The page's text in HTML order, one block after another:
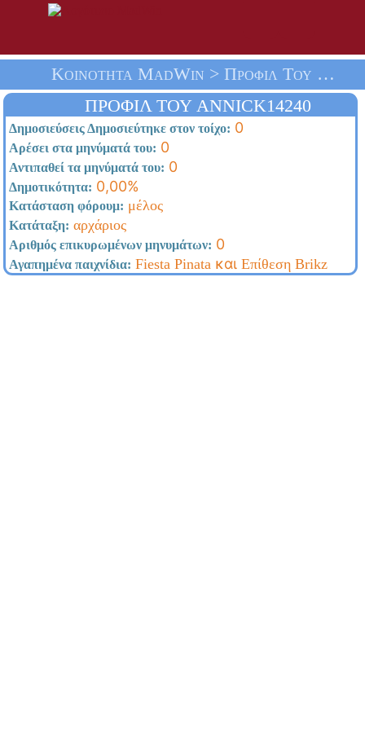
Κοινότητα MadWin > Προφίλ Του Annick14240 > Αρχική Σελίδα
ΠΡΟΦΊΛ ΤΟΥ ANNICK14240
Δημοσιεύσεις Δημοσιεύτηκε στον τοίχο: 0
Αρέσει στα μηνύματά του: 0
Αντιπαθεί τα μηνύματά του: 0
Δημοτικότητα: 0,00%
Κατάσταση φόρουμ: μέλος
Κατάταξη: αρχάριος
Αριθμός επικυρωμένων μηνυμάτων: 0
Αγαπημένα παιχνίδια: Fiesta Pinata καιΕπίθεση Brikz